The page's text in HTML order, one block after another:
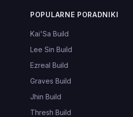
POPULARNE PORADNIKI
Kai'Sa Build
Lee Sin Build
Ezreal Build
Graves Build
Jhin Build
Thresh Build